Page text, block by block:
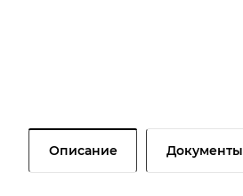
Описание Документы